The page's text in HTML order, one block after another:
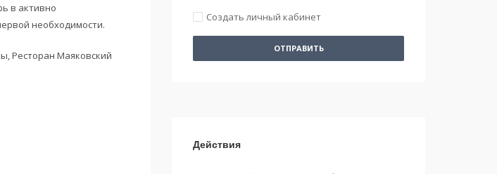
в активно
необходимости.
Ресторан Маяковский
Создать личный кабинет
ОТПРАВИТЬ
Действия